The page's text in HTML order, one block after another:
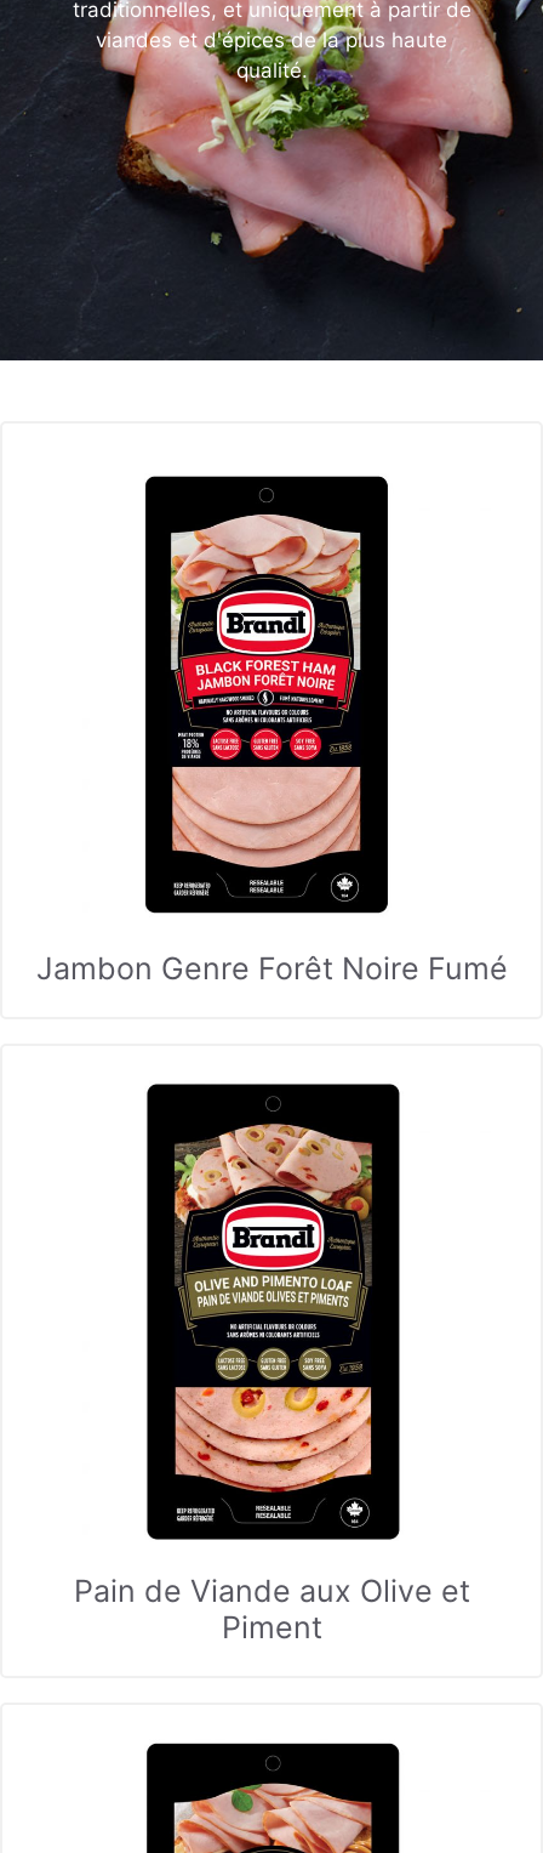
traditionnelles, et uniquement à partir de
viandes et d'épices de la plus haute
qualité.
Jambon Genre Forêt Noire Fumé
Pain de Viande aux Olive et
Piment